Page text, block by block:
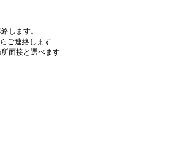
します。
ご連絡します
面接と選べます